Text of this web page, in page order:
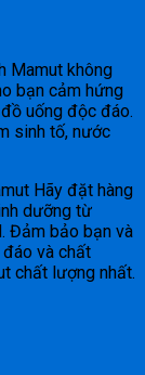
Mamut không
bạn cảm hứng
uống độc đáo.
sinh tố, nước
Hãy đặt hàng
dưỡng từ
Đảm bảo bạn và
và chất
chất lượng nhất.